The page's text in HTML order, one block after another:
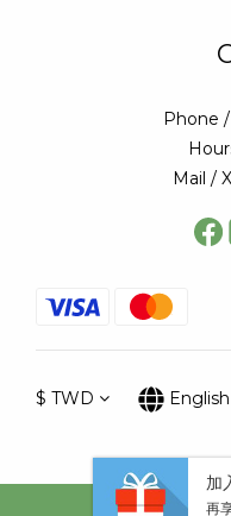
Phone /
Mail /
$ TWD English